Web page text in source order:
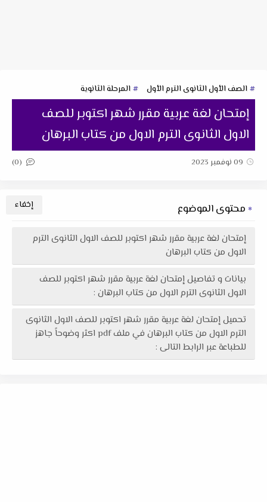
الصف الأول الثانوى الترم الأول المرحلة الثانوية
إمتحان لغة عربية مقرر شهر اكتوبر للصف
الاول الثانوى الترم الاول من كتاب البرهان
09 نوفمبر 2023 (0)
محتوى الموضوع
إمتحان لغة عربية مقرر شهر اكتوبر للصف الاول الثانوى الترم
الاول من كتاب البرهان
بيانات و تفاصيل إمتحان لغة عربية مقرر شهر اكتوبر للصف
الاول الثانوى الترم الاول من كتاب البرهان :
تحميل إمتحان لغة عربية مقرر شهر اكتوبر للصف الاول الثانوى
الترم الاول من كتاب البرهان في ملف pdf اكثر وضوحاً جاهز
للطباعة عبر الرابط التالى :